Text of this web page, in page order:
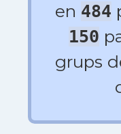
en 484
150
grups